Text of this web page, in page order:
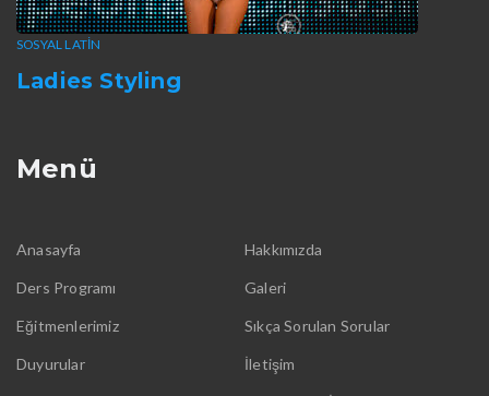
SOSYAL LATIN
Ladies Styling
Menü
Anasayfa Hakkımızda
Ders Programı Galeri
Eğitmenlerimiz Sıkça Sorulan Sorular
Duyurular İletişim